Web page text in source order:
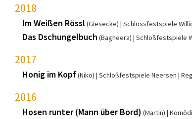
2018
Im Weißen Rössl (Giesecke) Schlossfestspiele
Das Dschungelbuch (Bagheera) Schloßfestspiele
2017
Honig im Kopf(Niko) Schloßfestspiele Neersen
2016
Hosen runter (Mann über Bord) (Martin)